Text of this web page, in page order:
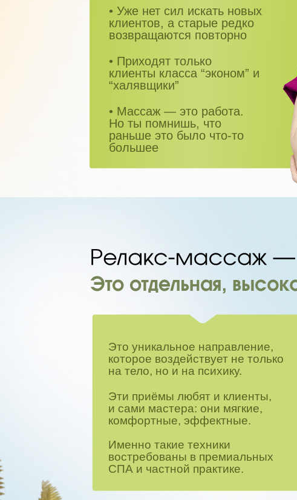
• Массаж — это работа.
Но ты помнишь, что
раньше это было что-то
большее
• Приходят только
клиенты класса “эконом” и
“халявщики”
• Уже нет сил искать новых
клиентов, а старые редко
возвращаются повторно
Именно такие техники
востребованы в премиальных
СПА и частной практике.
Эти приёмы любят и клиенты,
и сами мастера: они мягкие,
комфортные, эффектные.
Это уникальное направление,
которое воздействует не только
на тело, но и на психику.